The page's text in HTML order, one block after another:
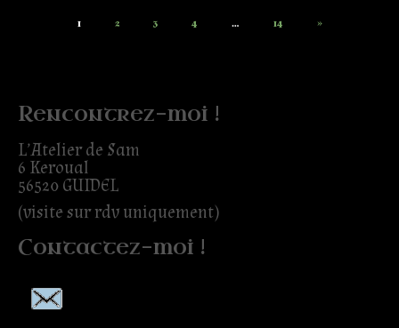
1 2 3 4 … 14 »
Rencontrez-moi !
L’Atelier de Sam
6 Keroual
56520 GUIDEL
(visite sur rdv uniquement)
Contactez-moi !